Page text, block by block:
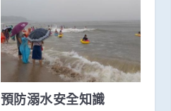
預防溺水安全知識